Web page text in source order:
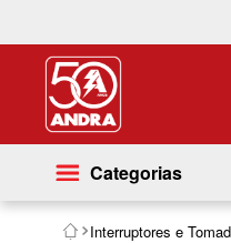
Categorias
Interruptores e